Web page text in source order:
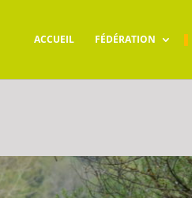
ACCUEIL FÉDÉRATION